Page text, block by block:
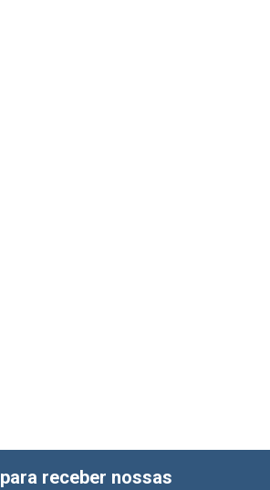
receber nossas